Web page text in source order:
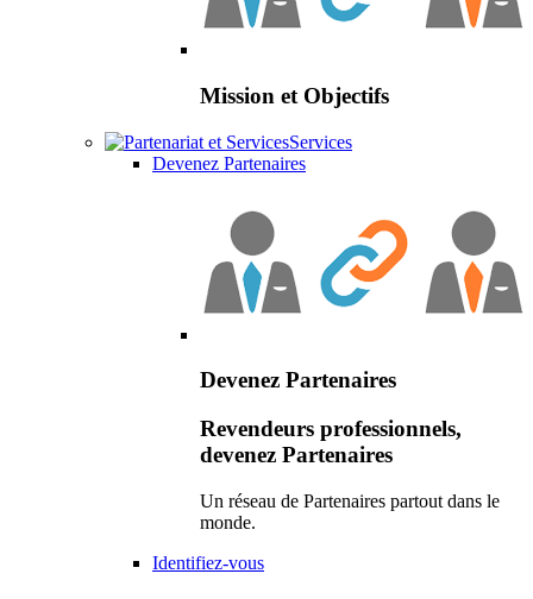
Mission et Objectifs
Services
Devenez Partenaires
Devenez Partenaires
Revendeurs professionnels,
devenez Partenaires
Un réseau de Partenaires partout dans le
monde.
Identifiez-vous